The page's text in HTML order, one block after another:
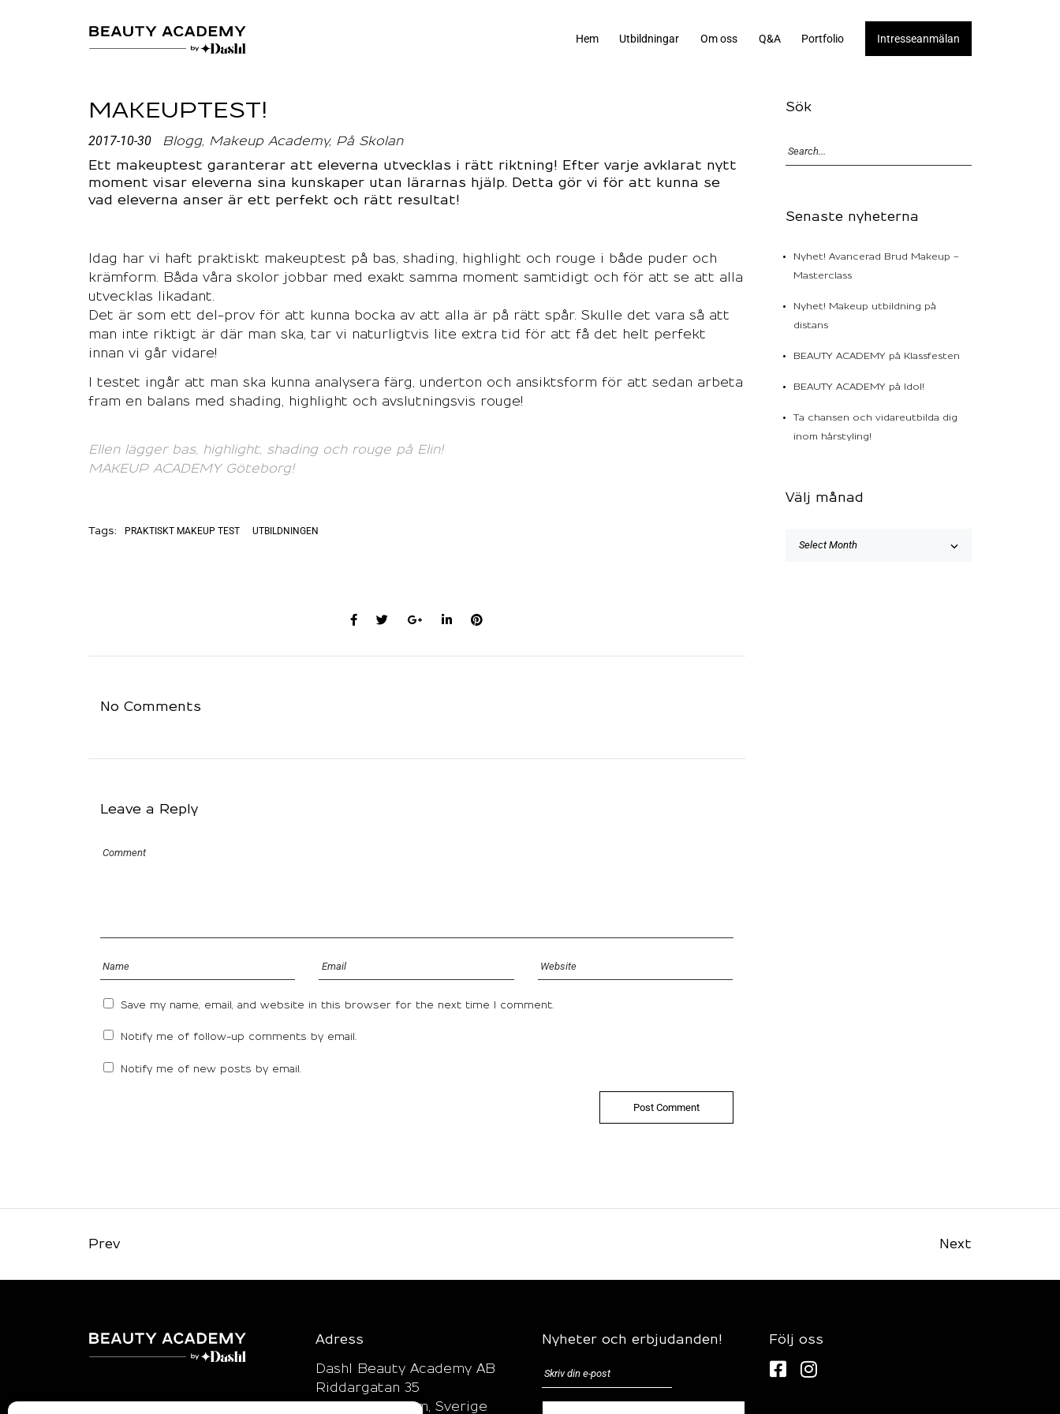
Hem Utbildningar Om oss Q&A Portfolio Intresseanmälan
MAKEUPTEST!
2017-10-30 Blogg Makeup Academy
På Skolan
Ett makeuptest garanterar att eleverna utvecklas i rätt riktning! Efter varje avklarat nytt
moment visar eleverna sina kunskaper utan lärarnas hjälp. Detta gör vi för att kunna se
vad eleverna anser är ett perfekt och rätt resultat!
Idag har vi haft praktiskt makeuptest på bas, shading, highlight och rouge i både puder och
krämform. Båda våra skolor jobbar med exakt samma moment samtidigt och för att se att alla
utvecklas likadant.
Det är som ett del-prov för att kunna bocka av att alla är på rätt spår. Skulle det vara så att
man inte riktigt är där man ska, tar vi naturligtvis lite extra tid för att få det helt perfekt
innan vi går vidare!
I testet ingår att man ska kunna analysera färg, underton och ansiktsform för att sedan arbeta
fram en balans med shading, highlight och avslutningsvis rouge!
Ellen lägger bas, highlight, shading och rouge på Elin!
MAKEUP ACADEMY Göteborg!
Tags: PRAKTISKT MAKEUP TEST UTBILDNINGEN
No Comments
Leave a Reply
Save my name, email, and website in this browser for the next time I comment.
Notify me of follow-up comments by email.
Notify me of new posts by email.
Sök
Senaste nyheterna
Nyhet! Avancerad Brud Makeup –
Masterclass
Nyhet! Makeup utbildning på
distans
BEAUTY ACADEMY på Klassfesten
BEAUTY ACADEMY på Idol!
Ta chansen och vidareutbilda dig
inom hårstyling!
Välj månad
Prev Next
Adress
Dashl Beauty Academy AB
Riddargatan 35
114 57 Stockholm, Sverige
Nyheter och erbjudanden! Följ oss